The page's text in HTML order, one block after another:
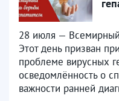
28 июля —
Этот день призван
проблеме вирусных
осведомлённость о
важности ранней